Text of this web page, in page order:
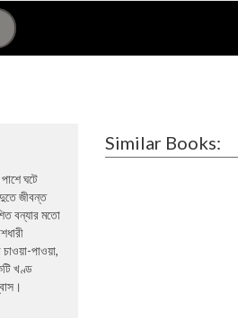
ঘটে
জীবন্ত
বন্যার মতো
পাওয়া,
খণ্ড
Similar Books: